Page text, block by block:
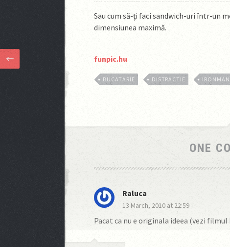
Sau cum să-ţi faci sandwich-uri într-un
dimensiunea maximă.
funpic.hu
BUCATARIE DISTRACTIE IRONMAN
ONE
Raluca
13 March, 2010 at 22:59
Pacat ca nu e originala ideea (vezi filmul